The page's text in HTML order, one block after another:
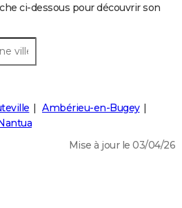
ci-dessous pour découvrir son
Ambérieu-en-Bugey
Mise à jour le 03/04/26